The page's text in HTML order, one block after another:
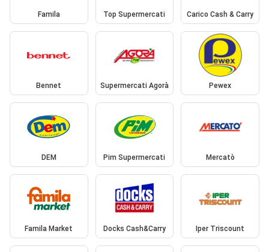
Famila Top Supermercati Carico Cash & Carry
Bennet Supermercati Agorà Pewex
DEM Pim Supermercati Mercatò
Famila Market Docks Cash&Carry Iper Triscount